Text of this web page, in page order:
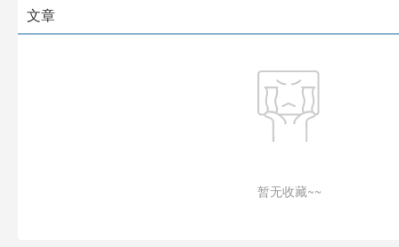
文章
暂无收藏~~